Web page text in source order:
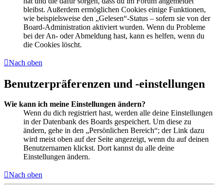
bleibst. Außerdem ermöglichen Cookies einige Funktionen,
wie beispielsweise den „Gelesen“-Status – sofern sie von der
Board-Administration aktiviert wurden. Wenn du Probleme
bei der An- oder Abmeldung hast, kann es helfen, wenn du
die Cookies löscht.
Nach oben
Benutzerpräferenzen und -einstellungen
Wie kann ich meine Einstellungen ändern?
Wenn du dich registriert hast, werden alle deine Einstellungen
in der Datenbank des Boards gespeichert. Um diese zu
ändern, gehe in den „Persönlichen Bereich“; der Link dazu
wird meist oben auf der Seite angezeigt, wenn du auf deinen
Benutzernamen klickst. Dort kannst du alle deine
Einstellungen ändern.
Nach oben